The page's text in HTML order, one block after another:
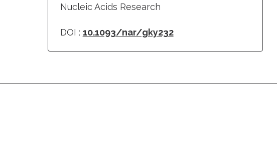
Nucleic Acids Research
DOI : 10.1093/nar/gky232